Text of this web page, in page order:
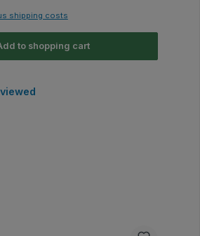
shipping costs
to shopping cart